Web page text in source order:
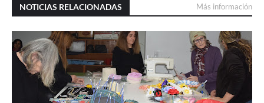
NOTICIAS RELACIONADAS Más información